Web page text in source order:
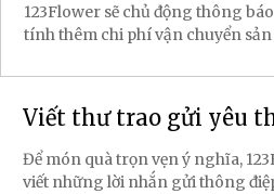
123Flower sẽ chủ động thông
tính thêm chi phí vận chuyển
Viết thư trao gửi yêu
Để món quà trọn vẹn ý nghĩa,
viết những lời nhắn gửi thông